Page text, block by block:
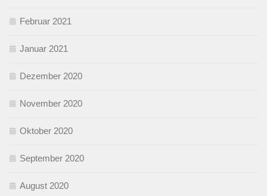
Februar 2021
Januar 2021
Dezember 2020
November 2020
Oktober 2020
September 2020
August 2020